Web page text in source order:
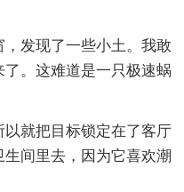
发现了一些小土。我敢
。这难道是一只极速蜗
就把目标锁定在了客厅
间里去，因为它喜欢潮